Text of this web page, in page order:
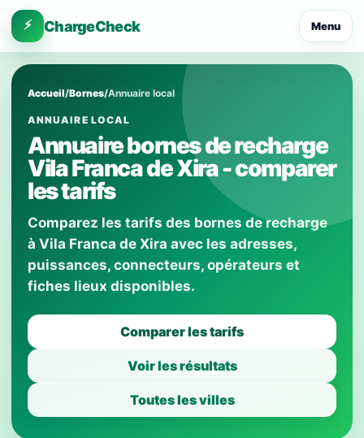
⚡ ChargeCheck Menu
Accueil/Bornes/Annuaire local
ANNUAIRE LOCAL
Annuaire bornes de recharge
Vila Franca de Xira - comparer
les tarifs
Comparez les tarifs des bornes de recharge
à Vila Franca de Xira avec les adresses,
puissances, connecteurs, opérateurs et
fiches lieux disponibles.
Comparer les tarifs
Voir les résultats
Toutes les villes